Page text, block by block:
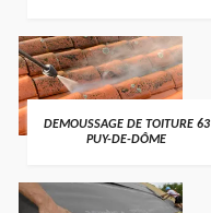
DEMOUSSAGE DE TOITURE 63
PUY-DE-DÔME